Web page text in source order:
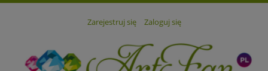
Zarejestruj się Zaloguj się